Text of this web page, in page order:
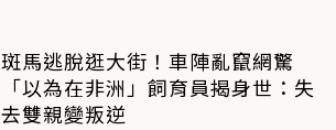
斑馬逃脫逛大街！車陣亂竄網驚
「以為在非洲」飼育員揭身世：失
去雙親變叛逆